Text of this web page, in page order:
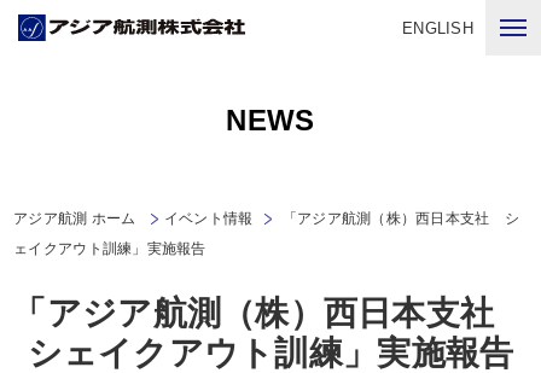
ENGLISH
NEWS
アジア航測 ホーム イベント情報
「アジア航測（株）西日本支社 シ
ェイクアウト訓練」実施報告
「アジア航測（株）西日本支社
シェイクアウト訓練」実施報告